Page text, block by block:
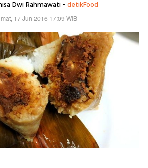
Dwi Rahmawati - detikFood
17 Jun 2016 17:09 WIB